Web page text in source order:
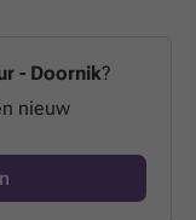
- Doornik?
nieuw